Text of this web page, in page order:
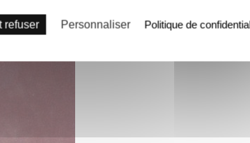
C'est Pas moi c'est lui ou
refuser Personnaliser Politique de